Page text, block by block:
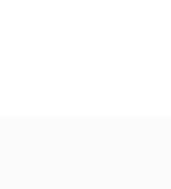
Options